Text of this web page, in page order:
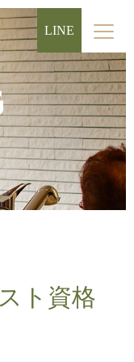
LINE
ト資格